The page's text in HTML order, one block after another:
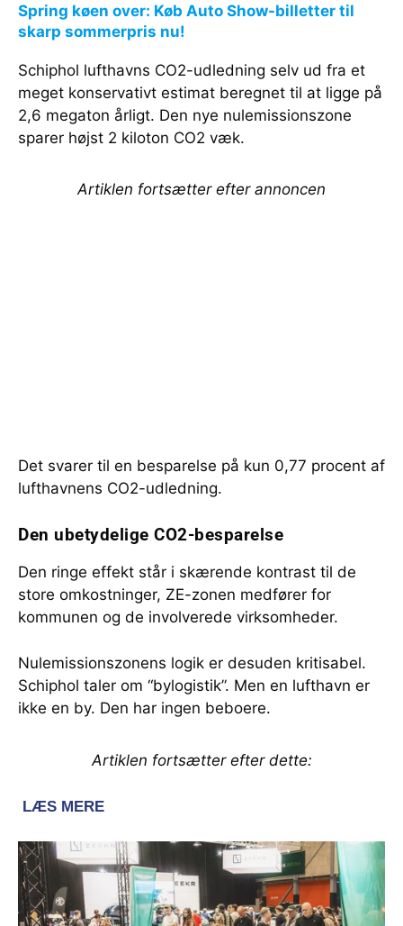
Spring køen over: Køb Auto Show-billetter til
skarp sommerpris nu!
Schiphol lufthavns CO2-udledning selv ud fra et
meget konservativt estimat beregnet til at ligge på
2,6 megaton årligt. Den nye nulemissionszone
sparer højst 2 kiloton CO2 væk.
Artiklen fortsætter efter annoncen
Det svarer til en besparelse på kun 0,77 procent af
lufthavnens CO2-udledning.
Den ubetydelige CO2-besparelse
Den ringe effekt står i skærende kontrast til de
store omkostninger, ZE-zonen medfører for
kommunen og de involverede virksomheder.
Nulemissionszonens logik er desuden kritisabel.
Schiphol taler om “bylogistik”. Men en lufthavn er
ikke en by. Den har ingen beboere.
Artiklen fortsætter efter dette: